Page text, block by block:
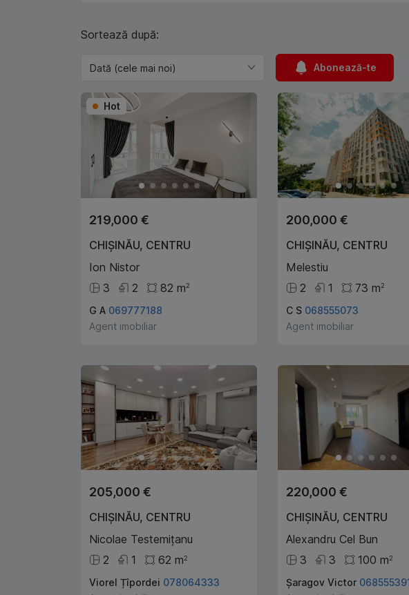
Sortează după:
Abonează-te
Hot
219,000 €
CHIȘINĂU, CENTRU
Ion Nistor
3
2 82 m2
G A 069777188
Agent imobiliar
200,000 €
CHIȘINĂU, CENTRU
Melestiu
2
1 73 m2
C S 068555073
Agent imobiliar
205,000 €
CHIȘINĂU, CENTRU
Nicolae Testemițanu
2
1 62 m2
Viorel Țîpordei 078064333
220,000 €
CHIȘINĂU, CENTRU
Alexandru Cel Bun
3
3 100 m2
Șaragov Victor